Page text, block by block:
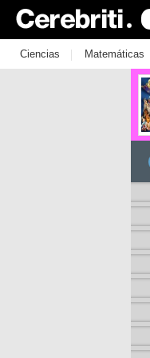
Ciencias | Matemáticas